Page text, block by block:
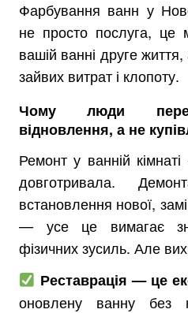
Фарбування ванн у
не просто послуга, це
вашій ванні друге
зайвих витрат і клопоту.
Чому люди
відновлення, а не
Ремонт у ванній
довготривала.
встановлення нової,
— усе це вимагає
фізичних зусиль. Але
Реставрація — це
оновлену ванну без